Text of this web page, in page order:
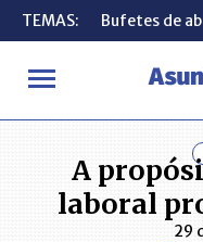
TEMAS: Bufetes de
INICIO ANÁLISIS
TEMAS: Bufetes de
A
laboral
29